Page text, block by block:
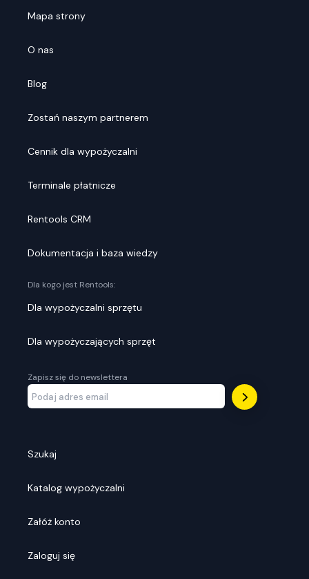
Mapa strony
O nas
Blog
Zostań naszym partnerem
Cennik dla wypożyczalni
Terminale płatnicze
Rentools CRM
Dokumentacja i baza wiedzy
Dla kogo jest Rentools:
Dla wypożyczalni sprzętu
Dla wypożyczających sprzęt
Zapisz się do newslettera
Szukaj
Katalog wypożyczalni
Załóż konto
Zaloguj się